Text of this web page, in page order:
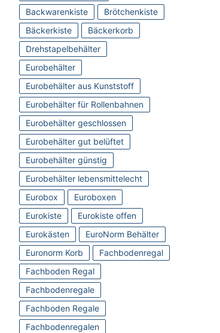
Backwarenkiste
Brötchenkiste
Bäckerkiste
Bäckerkorb
Drehstapelbehälter
Eurobehälter
Eurobehälter aus Kunststoff
Eurobehälter für Rollenbahnen
Eurobehälter geschlossen
Eurobehälter gut belüftet
Eurobehälter günstig
Eurobehälter lebensmittelecht
Eurobox
Euroboxen
Eurokiste
Eurokiste offen
Eurokästen
EuroNorm Behälter
Euronorm Korb
Fachbodenregal
Fachboden Regal
Fachbodenregale
Fachboden Regale
Fachbodenregalen